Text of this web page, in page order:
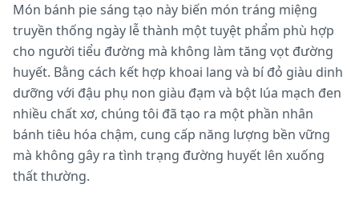
Món bánh pie sáng tạo này biến món tráng miệng
truyền thống ngày lễ thành một tuyệt phẩm phù hợp
cho người tiểu đường mà không làm tăng vọt đường
huyết. Bằng cách kết hợp khoai lang và bí đỏ giàu dinh
dưỡng với đậu phụ non giàu đạm và bột lúa mạch đen
nhiều chất xơ, chúng tôi đã tạo ra một phần nhân
bánh tiêu hóa chậm, cung cấp năng lượng bền vững
mà không gây ra tình trạng đường huyết lên xuống
thất thường.